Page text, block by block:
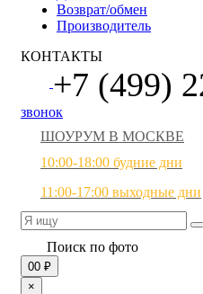
Возврат/обмен
Производитель
КОНТАКТЫ
+7 (499)
звонок
ШОУРУМ В МОСКВЕ
10:00-18:00 будние дни
11:00-17:00 выходные дни
Поиск по фото
00 ₽
×